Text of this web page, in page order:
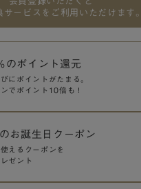
サービスをご利用いただけます。
のポイント還元
にポイントがたまる。
でポイント10倍も！
お誕生日クーポン
えるクーポンを
ゼント